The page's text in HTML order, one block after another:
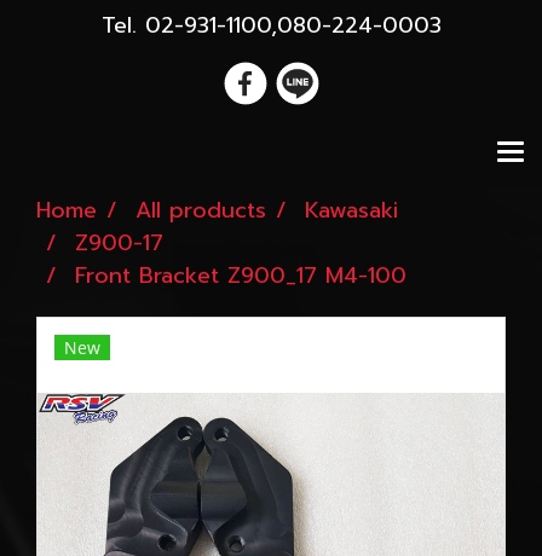
Tel. 02-931-1100,080-224-0003
Home All products
Kawasaki
Z900-17
Front Bracket Z900_17 M4-100
New